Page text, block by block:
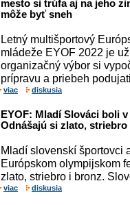
mesto si trúfa aj na jeho
môže byť sneh
Letný multišportový
mládeže EYOF 2022 je
organizačný výbor si
prípravu a priebeh
viac diskusia
EYOF: Mladí Slováci boli
Odnášajú si zlato,
Mladí slovenskí športovci
Európskom olympijskom
zlato, striebro i bronz.
viac diskusia